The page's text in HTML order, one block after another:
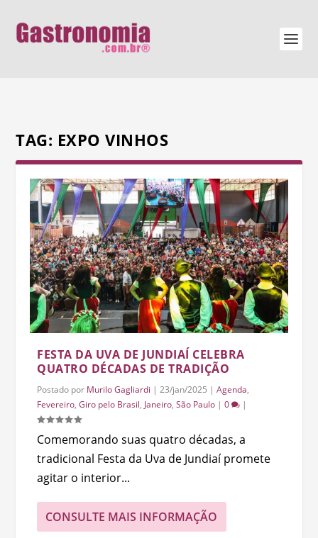
TAG: EXPO VINHOS
FESTA DA UVA DE JUNDIAÍ CELEBRA
QUATRO DÉCADAS DE TRADIÇÃO
Postado por Murilo Gagliardi |23/jan/2025 |Agenda,
Fevereiro,Giro pelo Brasil, Janeiro,São Paulo |0 |
Comemorando suas quatro décadas, a
tradicional Festa da Uva de Jundiaí promete
agitar o interior...
CONSULTE MAIS INFORMAÇÃO